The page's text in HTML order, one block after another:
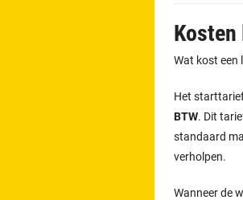
Wat kost een
Het
BTW. Dit
standaard
verholpen.
Wanneer de